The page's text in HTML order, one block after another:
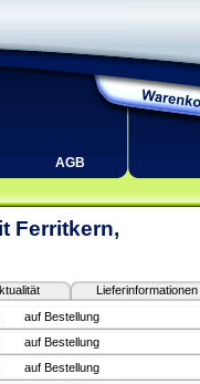
AGB
Ferritkern,
Lieferinformationen
auf Bestellung
auf Bestellung
auf Bestellung